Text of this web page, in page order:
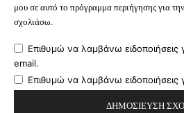
μου σε αυτό το πρόγραμμα περιήγησης για
σχολιάσω.
Επιθυμώ να λαμβάνω ειδοποιήσεις
email.
Επιθυμώ να λαμβάνω